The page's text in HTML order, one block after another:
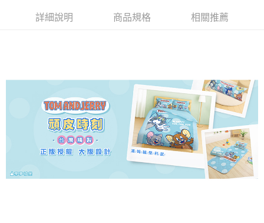
全家★依產品說明
每筆NT$80，滿NT$699(含以上)免運費
詳細說明 商品規格 相關推薦